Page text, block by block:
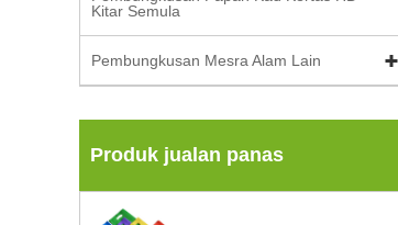
Kitar Semula
Pembungkusan Mesra Alam Lain
Produk jualan panas